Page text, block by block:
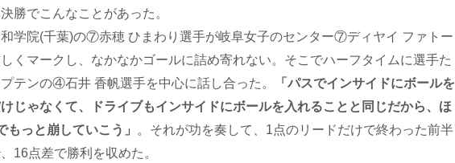
勝でこんなことがあった。
学院(千葉)の⑦赤穂 ひまわり選手が岐阜女子のセンター⑦ディヤイ ファトー
くマークし、なかなかゴールに詰め寄れない。そこでハーフタイムに選手た
テンの④石井 香帆選手を中心に話し合った。
「パスでインサイドにボールを
じゃなくて、ドライブもインサイドにボールを入れることと同じだから、ほ
もっと崩していこう」
。それが功を奏して、1点のリードだけで終わった前半
16点差で勝利を収めた。